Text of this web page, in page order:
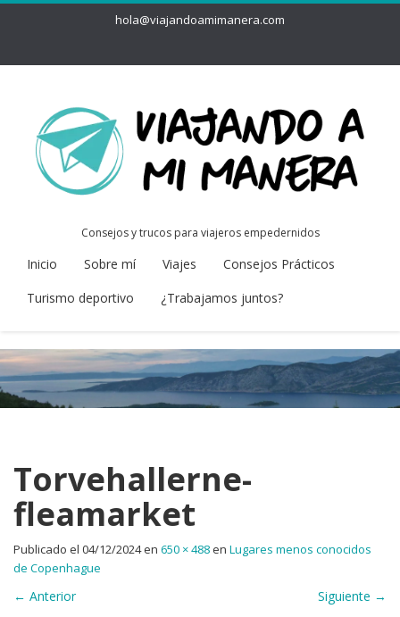
hola@viajandoamimanera.com
Consejos y trucos para viajeros empedernidos
Inicio Sobre mí Viajes
Consejos Prácticos
Turismo deportivo
¿Trabajamos juntos?
Torvehallerne-
fleamarket
Publicado el 04/12/2024en 650 × 488en Lugares menos conocidos
de Copenhague
← Anterior Siguiente →